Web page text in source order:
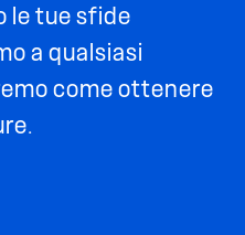
le tue sfide
a qualsiasi
come ottenere